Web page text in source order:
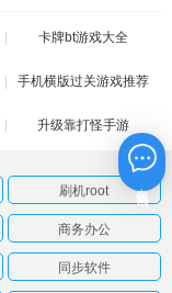
卡牌bt游戏大全
手机横版过关游戏推荐
升级靠打怪手游
刷机root
商务办公
同步软件